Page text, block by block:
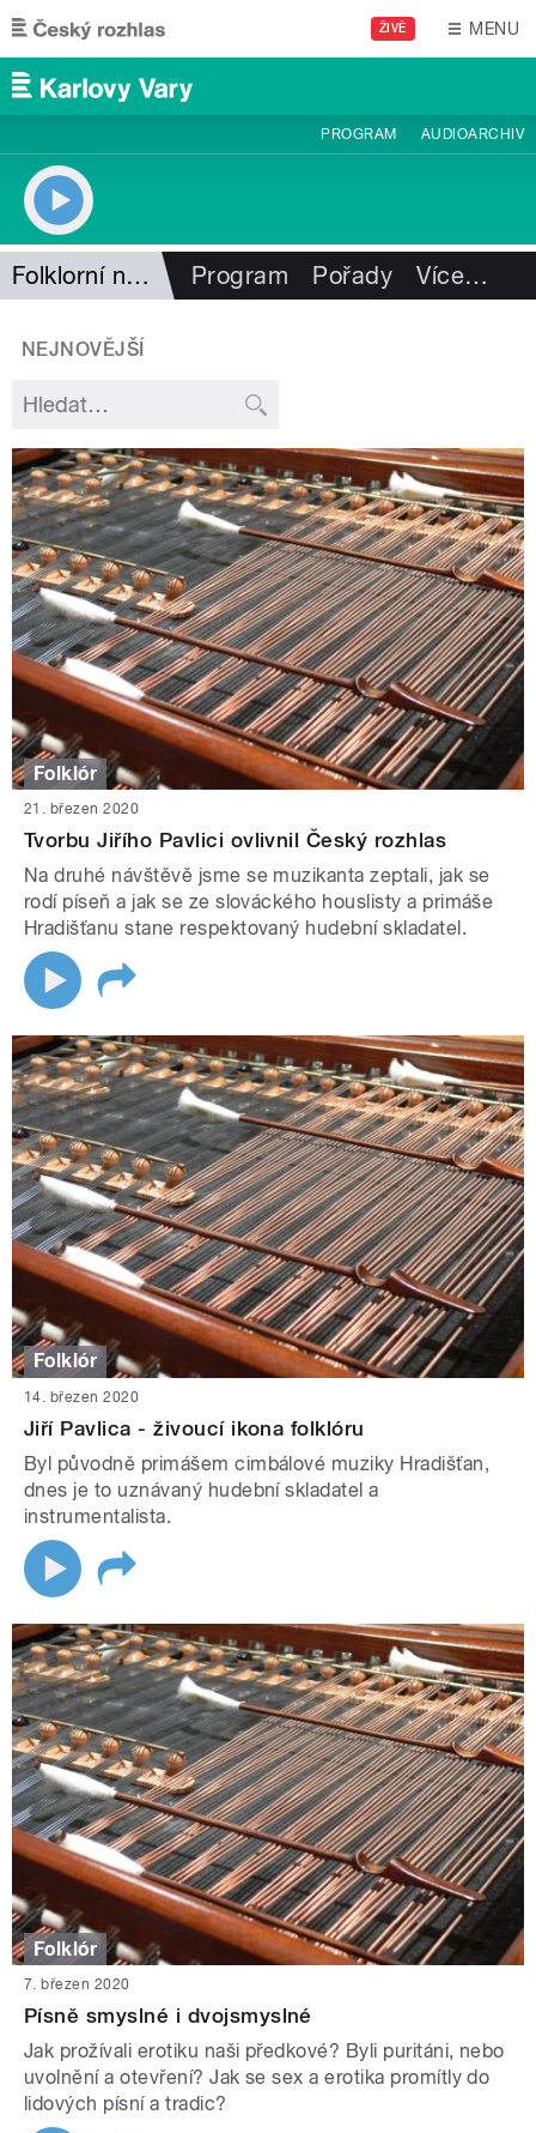
Přejít k hlavnímu obsahu
ŽIVĚ MENU
PROGRAM AUDIOARCHIV
Folklorní notování Program Pořady Více…
NEJNOVĚJŠÍ
Folklór
21. březen 2020
Tvorbu Jiřího Pavlici ovlivnil Český rozhlas
Na druhé návštěvě jsme se muzikanta zeptali, jak se
rodí píseň a jak se ze slováckého houslisty a primáše
Hradišťanu stane respektovaný hudební skladatel.
Folklór
14. březen 2020
Jiří Pavlica - živoucí ikona folklóru
Byl původně primášem cimbálové muziky Hradišťan,
dnes je to uznávaný hudební skladatel a
instrumentalista.
Folklór
7. březen 2020
Písně smyslné i dvojsmyslné
Jak prožívali erotiku naši předkové? Byli puritáni, nebo
uvolnění a otevření? Jak se sex a erotika promítly do
lidových písní a tradic?